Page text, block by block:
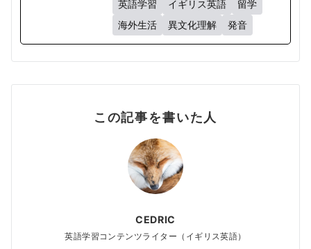
英語学習 イギリス英語
留学
海外生活
異文化理解 発音
この記事を書いた人
CEDRIC
英語学習コンテンツライター（イギリス英語）